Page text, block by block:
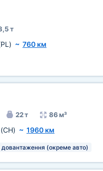
т
~ 760 км
22 т 86 м³
(CH) ~ 1960 км
довантаження (окреме авто)